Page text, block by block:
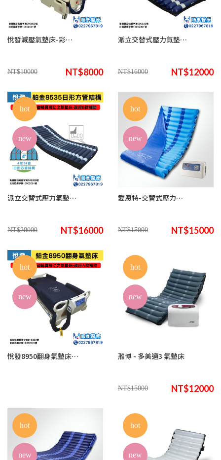
悅發減壓氣墊床-彩鑽 7510
NT$10000 NT$8000
派立交替式壓力氣墊床(未滅菌) /悅發鉑金8535圓管結構
NT$16000 NT$12000
hot
new
派立交替式壓力氣墊床(未滅菌)/ 悅發鉑金8535日形方管結構 (來電諮詢享優惠)
NT$20000 NT$16000
hot
new
愛恩特-交替式壓力氣墊床DR.2168(來電諮詢享優惠)
NT$15000 NT$15000
hot
new
悅發8950翻身氣墊床(來電諮詢享優惠)
hot
new
雃博 - 多美適3 氣墊床
NT$15000 NT$12000
hot
new
hot
new